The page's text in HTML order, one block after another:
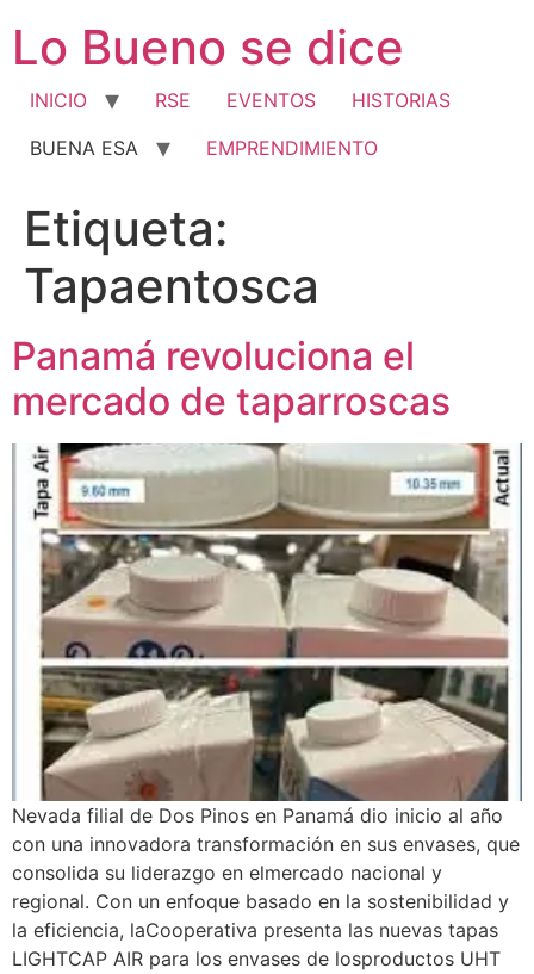
contenido
Lo Bueno se dice
INICIO RSE EVENTOS
HISTORIAS
BUENA ESA
EMPRENDIMIENTO
Etiqueta:
Tapaentosca
Panamá revoluciona el
mercado de taparroscas
Nevada filial de Dos Pinos en Panamá dio inicio al año
con una innovadora transformación en sus envases, que
consolida su liderazgo en elmercado nacional y
regional. Con un enfoque basado en la sostenibilidad y
la eficiencia, laCooperativa presenta las nuevas tapas
LIGHTCAP AIR para los envases de losproductos UHT